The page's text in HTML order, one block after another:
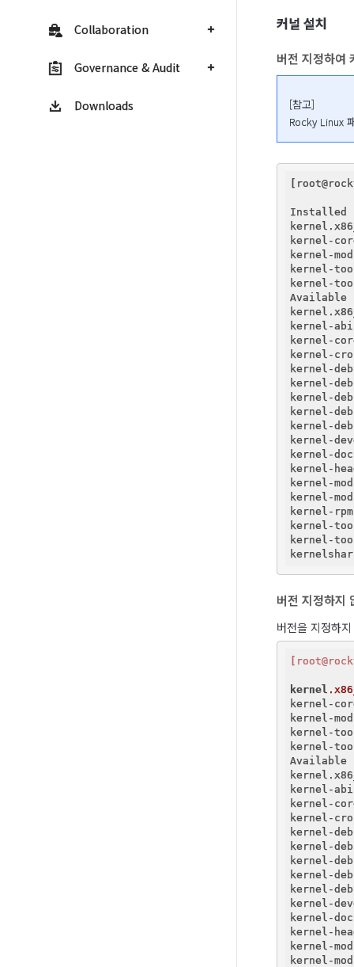
Collaboration
Governance & Audit
Downloads
커널 설치
버전 지정하여
[참고]
Rocky Linux
Installed
Available
버전 지정하지
버전을 지정하
kernel
Available